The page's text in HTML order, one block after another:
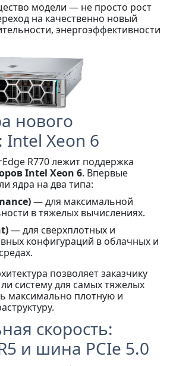
модели — не просто рост
на качественно новый
энергоэффективности
нового
Intel Xeon 6
R770 лежит поддержка
Intel Xeon 6. Впервые
ядра на два типа:
— для максимальной
в тяжелых вычислениях.
— для сверхплотных и
конфигураций в облачных и
позволяет заказчику
систему для самых тяжелых
максимально плотную и
скорость:
и шина PCIe 5.0